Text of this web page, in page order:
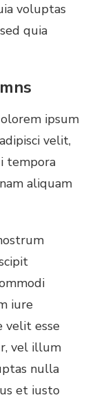
voluptas
quia
ipsum
velit,
tempora
aliquam
iure
velit esse
vel illum
nulla
et iusto